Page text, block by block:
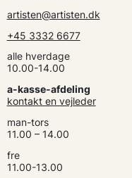
artisten@artisten.dk
+45 3332 6677
alle hverdage
10.00-14.00
a-kasse-afdeling
kontakt en vejleder
man-tors
11.00 – 14.00
fre
11.00-13.00